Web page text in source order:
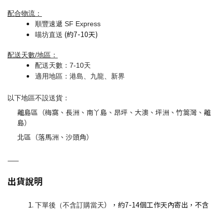
配合物流：
順豐速遞 SF Express
喵坊直送 (約7-10天)
配送天數/地區：
配送天數：7-10天
適用地區：港島、九龍、新界
以下地區不設送貨：
離島區（梅窩、 長洲、南丫島、昂坪、大澳、坪洲、竹篙灣、離
島）
北區（落馬洲、 沙頭角）
——
出貨說明
下單後（不含訂購當天），約7-14個工作天內寄出，不含